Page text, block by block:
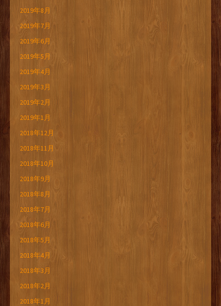
2019年8月
2019年7月
2019年6月
2019年5月
2019年4月
2019年3月
2019年2月
2019年1月
2018年12月
2018年11月
2018年10月
2018年9月
2018年8月
2018年7月
2018年6月
2018年5月
2018年4月
2018年3月
2018年2月
2018年1月